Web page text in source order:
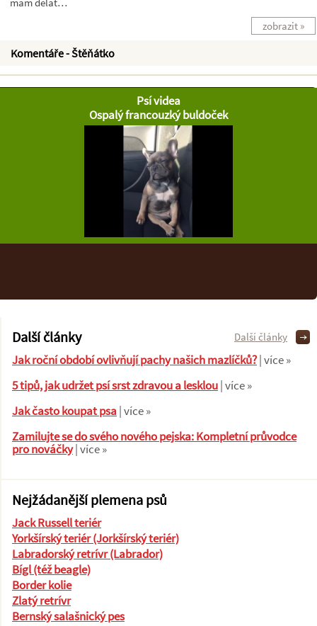
zobrazit »
Komentáře - Štěňátko
Psí videa
Ospalý francouzký buldoček
Další články
Jak roční období ovlivňují pachy našich mazlíčků?| více »
5 tipů, jak udržet psí srst zdravou a lesklou| více »
Jak často koupat psa| více »
Zamilujte se do svého nového pejska: Kompletní průvodce
pro nováčky| více »
Další články
Nejžádanější plemena psů
Jack Russell teriér
Yorkšírský teriér (Jorkšírský teriér)
Labradorský retrívr (Labrador)
Bígl (též beagle)
Border kolie
Zlatý retrívr
Bernský salašnický pes